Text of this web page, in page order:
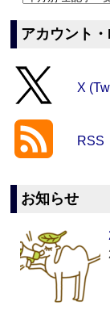
アカウント
X
RSS
お知らせ